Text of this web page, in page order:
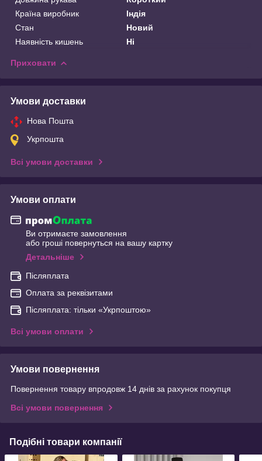
Країна виробник
Індія
Стан
Новий
Наявність кишень
Ні
Приховати
Умови доставки
Нова Пошта
Укрпошта
Всі умови доставки
Умови оплати
Ви отримаєте замовлення
або гроші повернуться на вашу картку
Детальніше
Післяплата
Оплата за реквізитами
Післяплата: тільки «Укрпоштою»
Всі умови оплати
Умови повернення
Повернення товару впродовж 14 днів за рахунок покупця
Всі умови повернення
Подібні товари компанії